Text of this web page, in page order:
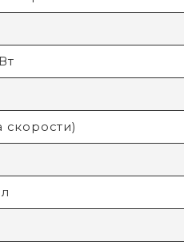
скорости)